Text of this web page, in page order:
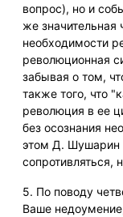
вопрос), но и
же значительная
необходимости
революционная
забывая о том,
также того, что
революция в ее
без осознания
этом Д. Шушарин
сопротивляться,
5. По поводу
Ваше